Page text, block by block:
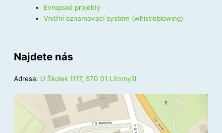
Evropské projekty
Vnitřní oznamovací systém (whistleblowing)
Najdete nás
Adresa: U Školek 1117, 570 01 Litomyšl